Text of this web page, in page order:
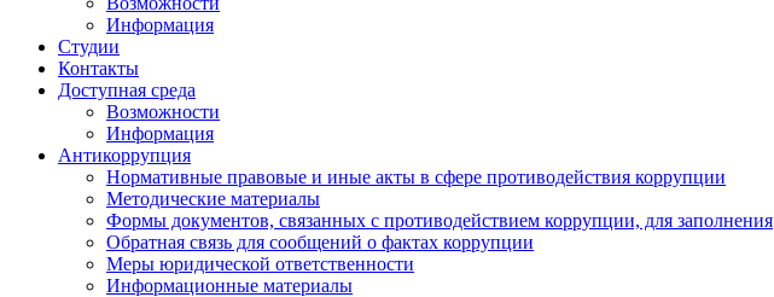
Информация
Студии
Контакты
Доступная среда
Возможности
Информация
Антикоррупция
Нормативные правовые и иные акты в сфере противодействия коррупции
Методические материалы
Формы документов, связанных с противодействием коррупции, для заполнения
Обратная связь для сообщений о фактах коррупции
Меры юридической ответственности
Информационные материалы